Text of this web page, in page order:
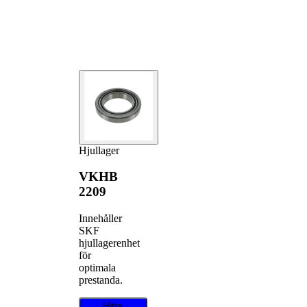
Hjullager
VKHB
2209
Innehåller
SKF
hjullagerenhet
för
optimala
prestanda.